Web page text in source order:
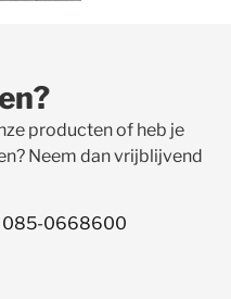
producten of heb je
Neem dan vrijblijvend
085-0668600